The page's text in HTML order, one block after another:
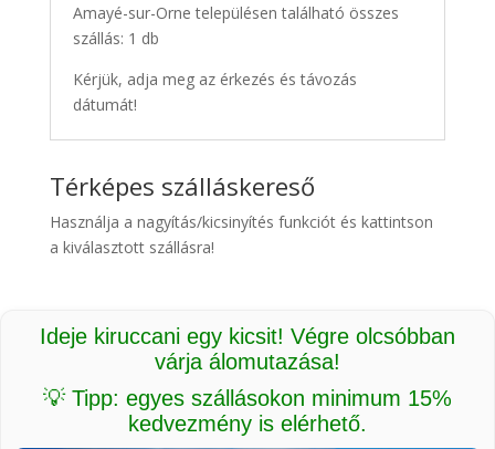
Amayé-sur-Orne településen található összes
szállás: 1 db
Kérjük, adja meg az érkezés és távozás
dátumát!
Térképes szálláskereső
Használja a nagyítás/kicsinyítés funkciót és kattintson
a kiválasztott szállásra!
Ideje kiruccani egy kicsit! Végre olcsóbban
várja álomutazása!
💡 Tipp: egyes szállásokon minimum 15%
kedvezmény is elérhető.